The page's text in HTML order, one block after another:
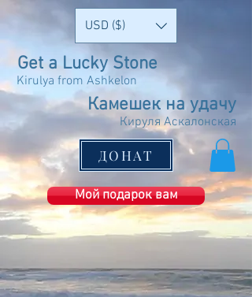
USD ($)
Get a Lucky Stone
Kirulya from Ashkelon
Камешек на удачу
Кируля Аскалонская
ДОНАТ
Мой подарок вам